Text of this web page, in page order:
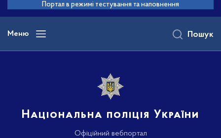
основного
вмісту
Портал в режимі тестування та наповнення
Меню
Національна поліція України
Офіційний вебпортал
Пошук